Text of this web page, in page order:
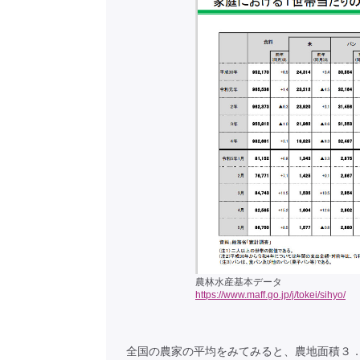
農林水産基本データ
https://www.maff.go.jp/j/tokei/sihyo/
全国の農家の平均をみてみると、農地面積３